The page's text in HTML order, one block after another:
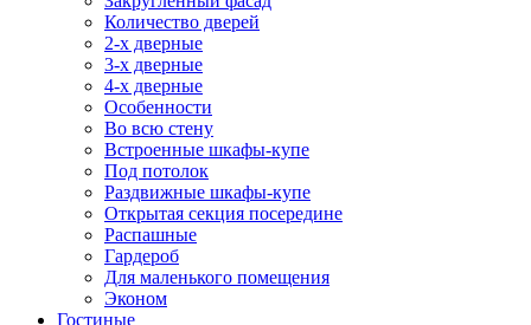
Количество дверей
2-х дверные
3-х дверные
4-х дверные
Особенности
Во всю стену
Встроенные шкафы-купе
Под потолок
Раздвижные шкафы-купе
Открытая секция посередине
Распашные
Гардероб
Для маленького помещения
Эконом
Гостиные